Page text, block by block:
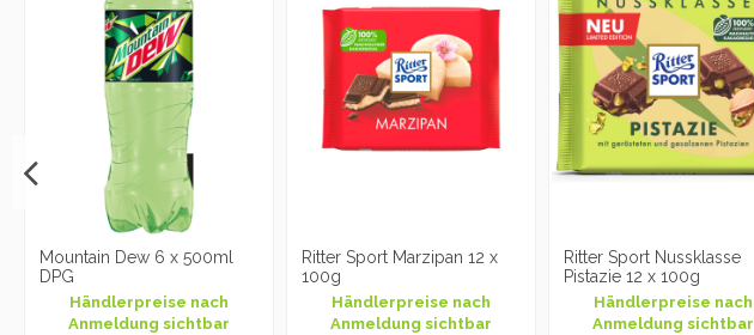
Mountain Dew 6 x 500ml
DPG
Händlerpreise nach
Anmeldung sichtbar
Ritter Sport Marzipan 12 x
100g
Händlerpreise nach
Anmeldung sichtbar
Ritter Sport Nussklasse
Pistazie 12 x 100g
Händlerpreise nach
Anmeldung sichtbar